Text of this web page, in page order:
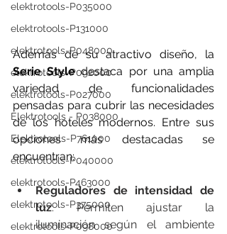
elektrotools-P035000
elektrotools-P131000
elektrotools-P048000
elektrotools-P092000
elektrotools-P027000
Elektrotools - P038000
Elektrotools-P761000
elektrotools-P040000
elektrotools-P463000
elektrotools-P375000
elektrotools-P098000
Serie Style destaca por una amplia
variedad de funcionalidades
pensadas para cubrir las necesidades
de los hoteles modernos. Entre sus
opciones más destacadas se
encuentran:
Reguladores de intensidad de
luz: Permiten ajustar la
iluminación según el ambiente